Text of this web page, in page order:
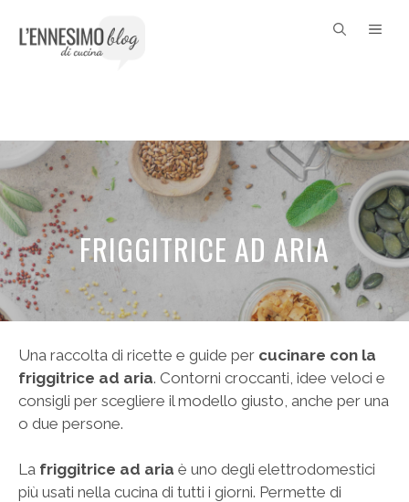
contenuto
FRIGGITRICE AD ARIA
Una raccolta di ricette e guide per cucinare con la
friggitrice ad aria. Contorni croccanti, idee veloci e
consigli per scegliere il modello giusto, anche per una
o due persone.
La friggitrice ad aria è uno degli elettrodomestici
più usati nella cucina di tutti i giorni. Permette di